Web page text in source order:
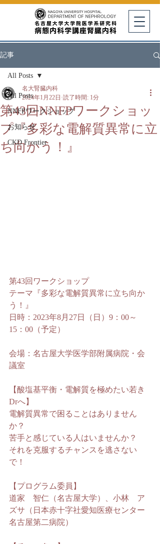
記事
All Posts
NNFPワークショップ
お知らせ
CKD Frontier
All Posts
第43回NNFPワークショッ
プ『多彩な電解質異常に立
ち向かう！』
名大腎臓内科
2024年1月22日 読了時間: 1分
第43回ワークショップ
テーマ『多彩な電解質異常に立ち向か
う！』
日時：2023年8月27日（日）9：00～
15：00（予定）
会場：名古屋大学医学部附属病院・会
議室
【酸塩基平衡・電解質を極めたい若き
Drへ】
電解質異常で困ることはありません
か？
苦手と感じている人はいませんか？
それを克服するチャンスを逃さない
で！
【プログラム委員】
道家　智仁（名古屋大学）、小林　ア
ズサ（日本赤十字社愛知医療センター
名古屋第二病院）